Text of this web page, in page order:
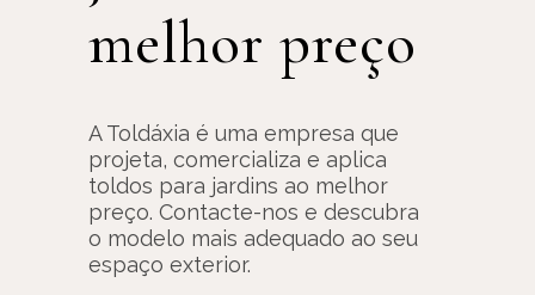
melhor preço
A Toldáxia é uma empresa que
projeta, comercializa e aplica
toldos para jardins ao melhor
preço. Contacte-nos e descubra
o modelo mais adequado ao seu
espaço exterior.